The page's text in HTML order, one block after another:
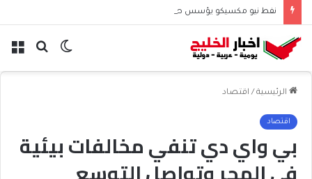
نفط نيو مكسيكو يؤسس صندوق 75 مليار دولار ويشعل جدل الإنفاق
بحث الوضع
الرئيسية / اقتصاد
اقتصاد
بي واي دي تنفي مخالفات بيئية